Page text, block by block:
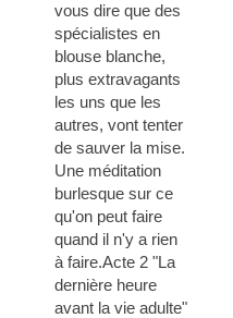
vous dire que des
spécialistes en
blouse blanche,
plus extravagants
les uns que les
autres, vont tenter
de sauver la mise.
Une méditation
burlesque sur ce
qu'on peut faire
quand il n'y a rien
à faire.Acte 2 "La
dernière heure
avant la vie adulte"